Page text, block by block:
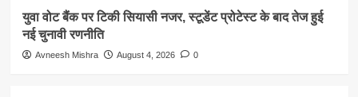
युवा वोट बैंक पर टिकी सियासी नजर, स्टूडेंट प्रोटेस्ट के बाद तेज हुई
नई चुनावी रणनीति
Avneesh Mishra August 4, 2026 0